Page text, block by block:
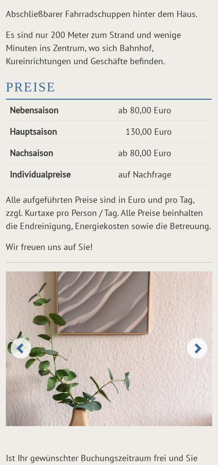
Abschließbarer Fahrradschuppen hinter dem Haus.
Es sind nur 200 Meter zum Strand und wenige
Minuten ins Zentrum, wo sich Bahnhof,
Kureinrichtungen und Geschäfte befinden.
PREISE
Nebensaison
ab 80,00 Euro
Hauptsaison
130,00 Euro
Nachsaison
ab 80,00 Euro
Individualpreise
auf Nachfrage
Alle aufgeführten Preise sind in Euro und pro Tag,
zzgl. Kurtaxe pro Person / Tag. Alle Preise beinhalten
die Endreinigung, Energiekosten sowie die Betreuung.
Wir freuen uns auf Sie!
Ist Ihr gewünschter Buchungszeitraum frei und Sie